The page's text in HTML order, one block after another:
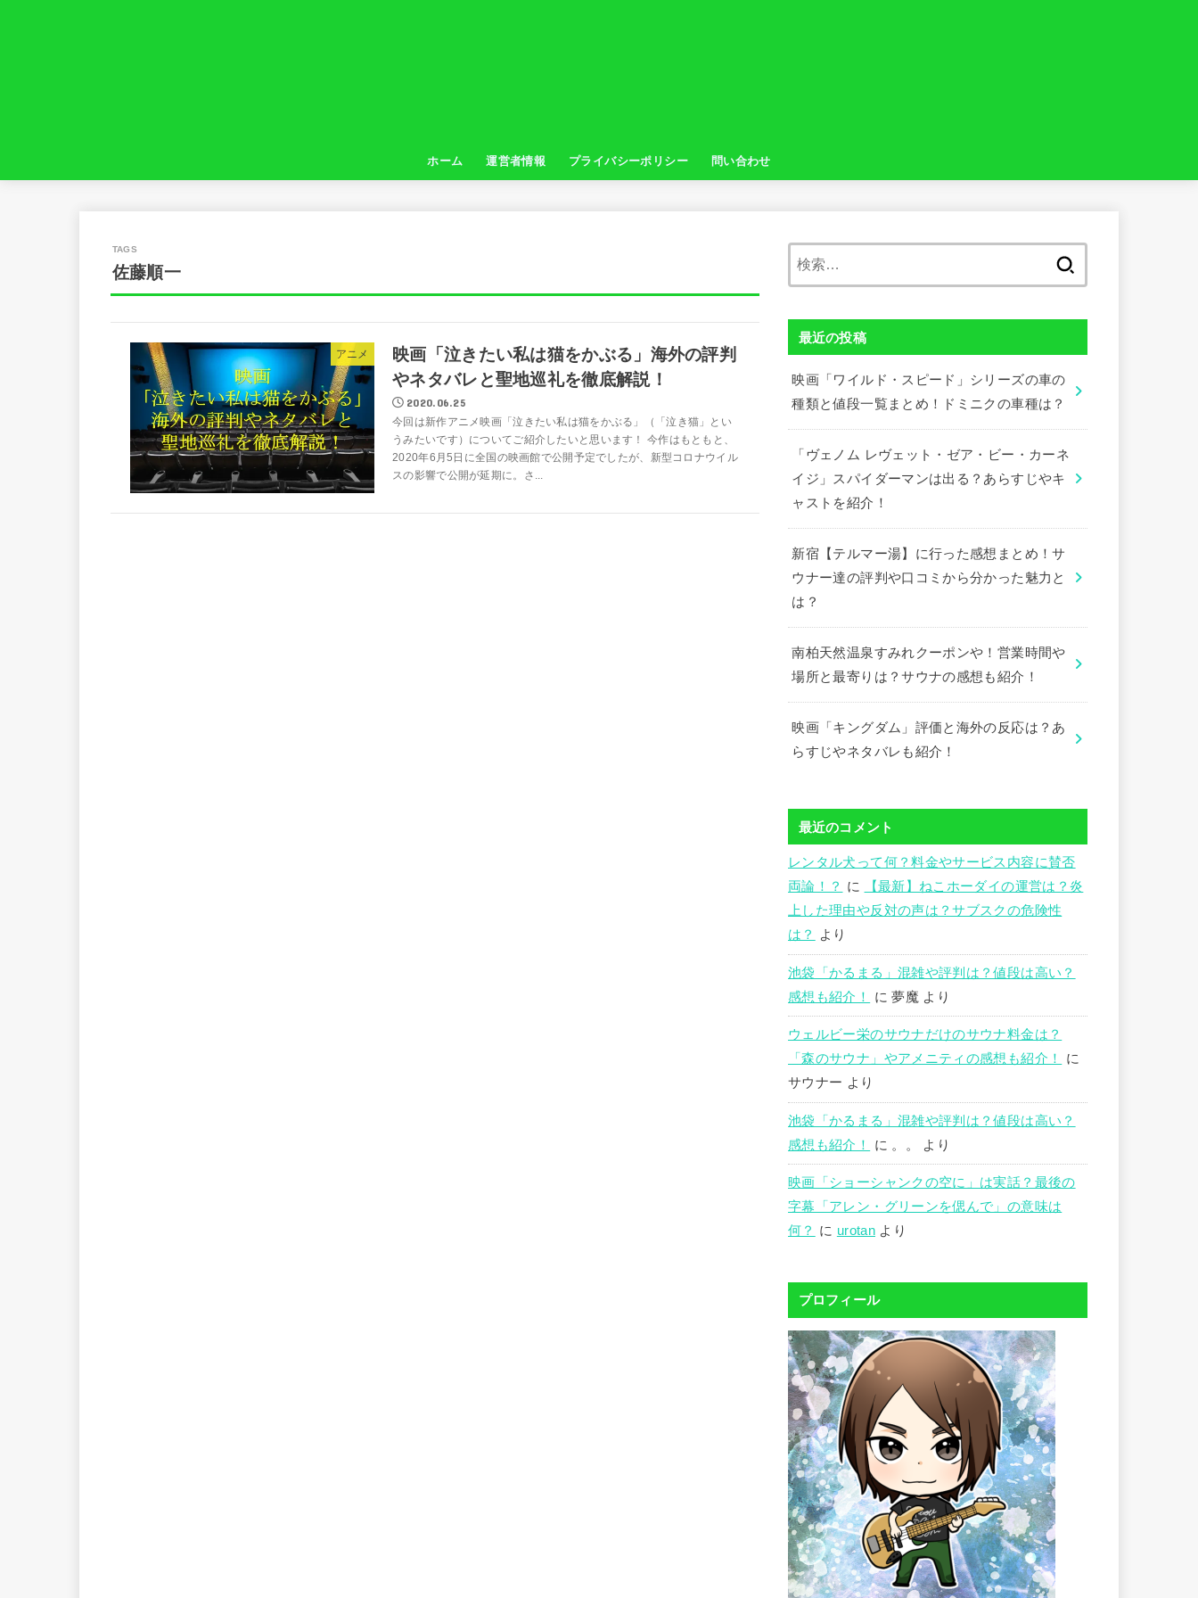
ホーム 運営者情報 プライバシーポリシー 問い合わせ
佐藤順一
アニメ
映画「泣きたい私は猫をかぶる」海外の評判
やネタバレと聖地巡礼を徹底解説！
2020.06.25
今回は新作アニメ映画「泣きたい私は猫をかぶる」（「泣き猫」とい
うみたいです）についてご紹介したいと思います！ 今作はもともと、
2020年6月5日に全国の映画館で公開予定でしたが、新型コロナウイル
スの影響で公開が延期に。さ...
最近の投稿
映画「ワイルド・スピード」シリーズの車の
種類と値段一覧まとめ！ドミニクの車種は？
「ヴェノム レヴェット・ゼア・ビー・カーネ
イジ」スパイダーマンは出る？あらすじやキ
ャストを紹介！
新宿【テルマー湯】に行った感想まとめ！サ
ウナー達の評判や口コミから分かった魅力と
は？
南柏天然温泉すみれクーポンや！営業時間や
場所と最寄りは？サウナの感想も紹介！
映画「キングダム」評価と海外の反応は？あ
らすじやネタバレも紹介！
最近のコメント
レンタル犬って何？料金やサービス内容に賛否
両論！？
に
【最新】ねこホーダイの運営は？炎
上した理由や反対の声は？サブスクの危険性
は？
より
池袋「かるまる」混雑や評判は？値段は高い？
感想も紹介！
に夢魔 より
ウェルビー栄のサウナだけのサウナ料金は？
「森のサウナ」やアメニティの感想も紹介！
に
サウナー より
池袋「かるまる」混雑や評判は？値段は高い？
感想も紹介！
に 。。 より
映画「ショーシャンクの空に」は実話？最後の
字幕「アレン・グリーンを偲んで」の意味は
何？
に urotan より
プロフィール